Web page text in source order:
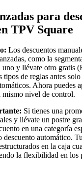
y artículos para el
y licorerías
de alimentación y
de estética
de manicura y
para
TPV Square
Los descuentos
como la
uno y llévate otro gratis
de reglas antes
Ahora puedes
mismo nivel de control.
Si tienes una
y llévate un postre
en una categoría
automático.
en la caja
la flexibilidad en los